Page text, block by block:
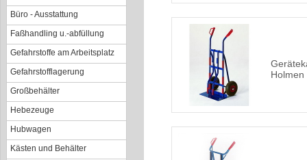
Büro - Ausstattung
Faßhandling u.-abfüllung
Gefahrstoffe am Arbeitsplatz
Gefahrstofflagerung
Großbehälter
Hebezeuge
Hubwagen
Kästen und Behälter
Holmen